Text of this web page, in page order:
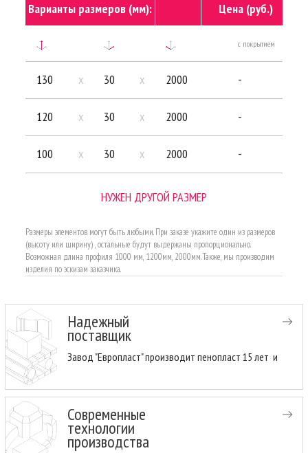
Варианты размеров (мм): Цена (руб.)
с покрытием
130 x 30 x 2000 -
120 x 30 x 2000 -
100 x 30 x 2000 -
НУЖЕН ДРУГОЙ РАЗМЕР
Размеры элементов могут быть любыми. При заказе укажите один из размеров
(высоту или ширину) , остальные будут выдержаны пропорционально.
Возможная длина профиля 1000 мм, 1200мм, 2000мм. Также, мы производим
изделия по эскизам заказчика.
Надежный
поставщик
Завод "Европласт" производит пенопласт 15 лет и
Современные
технологии
производства